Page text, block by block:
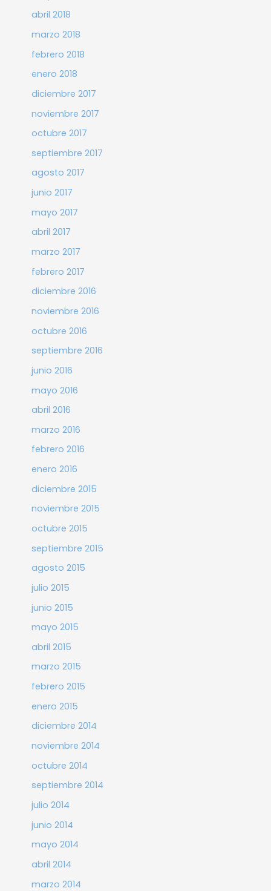
abril 2018
marzo 2018
febrero 2018
enero 2018
diciembre 2017
noviembre 2017
octubre 2017
septiembre 2017
agosto 2017
junio 2017
mayo 2017
abril 2017
marzo 2017
febrero 2017
diciembre 2016
noviembre 2016
octubre 2016
septiembre 2016
junio 2016
mayo 2016
abril 2016
marzo 2016
febrero 2016
enero 2016
diciembre 2015
noviembre 2015
octubre 2015
septiembre 2015
agosto 2015
julio 2015
junio 2015
mayo 2015
abril 2015
marzo 2015
febrero 2015
enero 2015
diciembre 2014
noviembre 2014
octubre 2014
septiembre 2014
julio 2014
junio 2014
mayo 2014
abril 2014
marzo 2014